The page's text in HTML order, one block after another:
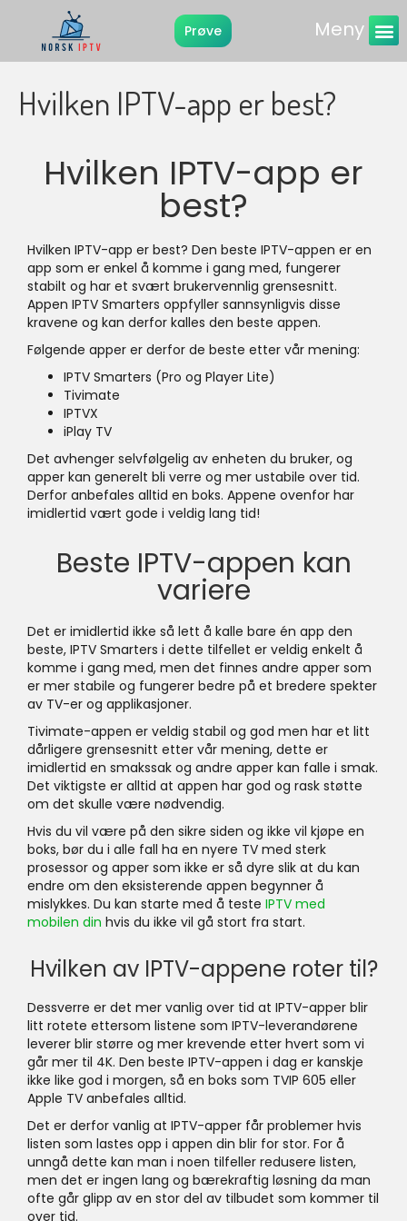
Prøve Meny
Hvilken IPTV-app er best?
Hvilken IPTV-app er
best?
Hvilken IPTV-app er best? Den beste IPTV-appen er en
app som er enkel å komme i gang med, fungerer
stabilt og har et svært brukervennlig grensesnitt.
Appen IPTV Smarters oppfyller sannsynligvis disse
kravene og kan derfor kalles den beste appen.
Følgende apper er derfor de beste etter vår mening:
IPTV Smarters (Pro og Player Lite)
Tivimate
IPTVX
iPlay TV
Det avhenger selvfølgelig av enheten du bruker, og
apper kan generelt bli verre og mer ustabile over tid.
Derfor anbefales alltid en boks. Appene ovenfor har
imidlertid vært gode i veldig lang tid!
Beste IPTV-appen kan
variere
Det er imidlertid ikke så lett å kalle bare én app den
beste, IPTV Smarters i dette tilfellet er veldig enkelt å
komme i gang med, men det finnes andre apper som
er mer stabile og fungerer bedre på et bredere spekter
av TV-er og applikasjoner.
Tivimate-appen er veldig stabil og god men har et litt
dårligere grensesnitt etter vår mening, dette er
imidlertid en smakssak og andre apper kan falle i smak.
Det viktigste er alltid at appen har god og rask støtte
om det skulle være nødvendig.
Hvis du vil være på den sikre siden og ikke vil kjøpe en
boks, bør du i alle fall ha en nyere TV med sterk
prosessor og apper som ikke er så dyre slik at du kan
endre om den eksisterende appen begynner å
mislykkes. Du kan starte med å teste IPTV med
mobilen din hvis du ikke vil gå stort fra start.
Hvilken av IPTV-appene roter til?
Dessverre er det mer vanlig over tid at IPTV-apper blir
litt rotete ettersom listene som IPTV-leverandørene
leverer blir større og mer krevende etter hvert som vi
går mer til 4K. Den beste IPTV-appen i dag er kanskje
ikke like god i morgen, så en boks som TVIP 605 eller
Apple TV anbefales alltid.
Det er derfor vanlig at IPTV-apper får problemer hvis
listen som lastes opp i appen din blir for stor. For å
unngå dette kan man i noen tilfeller redusere listen,
men det er ingen lang og bærekraftig løsning da man
ofte går glipp av en stor del av tilbudet som kommer til
over tid.